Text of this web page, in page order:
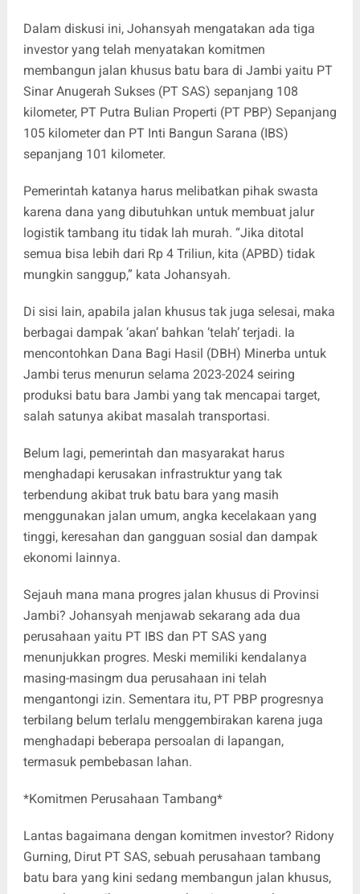
Dalam diskusi ini, Johansyah mengatakan ada tiga
investor yang telah menyatakan komitmen
membangun jalan khusus batu bara di Jambi yaitu PT
Sinar Anugerah Sukses (PT SAS) sepanjang 108
kilometer, PT Putra Bulian Properti (PT PBP) Sepanjang
105 kilometer dan PT Inti Bangun Sarana (IBS)
sepanjang 101 kilometer.
Pemerintah katanya harus melibatkan pihak swasta
karena dana yang dibutuhkan untuk membuat jalur
logistik tambang itu tidak lah murah. “Jika ditotal
semua bisa lebih dari Rp 4 Triliun, kita (APBD) tidak
mungkin sanggup,” kata Johansyah.
Di sisi lain, apabila jalan khusus tak juga selesai, maka
berbagai dampak ‘akan’ bahkan ‘telah’ terjadi. Ia
mencontohkan Dana Bagi Hasil (DBH) Minerba untuk
Jambi terus menurun selama 2023-2024 seiring
produksi batu bara Jambi yang tak mencapai target,
salah satunya akibat masalah transportasi.
Belum lagi, pemerintah dan masyarakat harus
menghadapi kerusakan infrastruktur yang tak
terbendung akibat truk batu bara yang masih
menggunakan jalan umum, angka kecelakaan yang
tinggi, keresahan dan gangguan sosial dan dampak
ekonomi lainnya.
Sejauh mana mana progres jalan khusus di Provinsi
Jambi? Johansyah menjawab sekarang ada dua
perusahaan yaitu PT IBS dan PT SAS yang
menunjukkan progres. Meski memiliki kendalanya
masing-masingm dua perusahaan ini telah
mengantongi izin. Sementara itu, PT PBP progresnya
terbilang belum terlalu menggembirakan karena juga
menghadapi beberapa persoalan di lapangan,
termasuk pembebasan lahan.
*Komitmen Perusahaan Tambang*
Lantas bagaimana dengan komitmen investor? Ridony
Gurning, Dirut PT SAS, sebuah perusahaan tambang
batu bara yang kini sedang membangun jalan khusus,